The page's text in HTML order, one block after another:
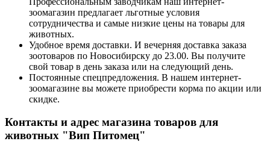
зоомагазин предлагает льготные условия
сотрудничества и самые низкие цены на товары для
животных.
Удобное время доставки. И вечерняя доставка заказа
зоотоваров по Новосибирску до 23.00. Вы получите
свой товар в день заказа или на следующий день.
Постоянные спецпредложения. В нашем интернет-
зоомагазине вы можете приобрести корма по акции или
скидке.
Контакты и адрес магазина товаров для
животных "Вип Питомец"